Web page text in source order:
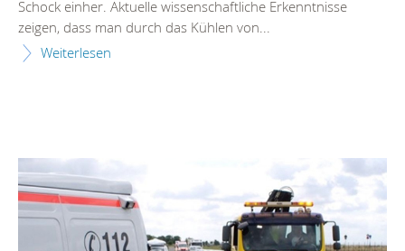
Schock einher. Aktuelle wissenschaftliche Erkenntnisse
zeigen, dass man durch das Kühlen von...
Weiterlesen